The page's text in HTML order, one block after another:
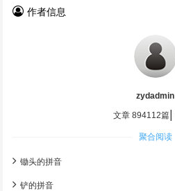
作者信息
zydadmin
文章 894112篇
聚合阅读
锄头的拼音
铲的拼音